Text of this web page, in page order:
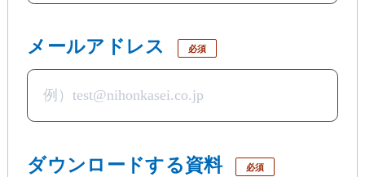
メールアドレス 必須
ダウンロードする資料 必須